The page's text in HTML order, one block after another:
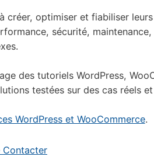
créer, optimiser et fiabiliser
sécurité,
des tutoriels WordPress,
testées sur des cas réels
WordPress et WooCommerce.
Contacter